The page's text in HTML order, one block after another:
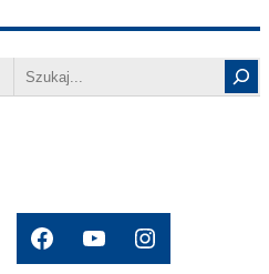
Search
Facebook
YouTubeInstagram